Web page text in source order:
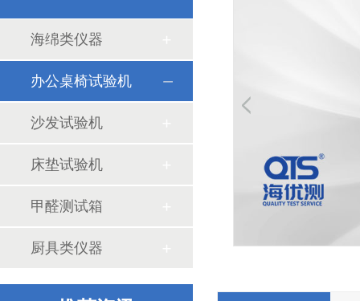
海绵类仪器
办公桌椅试验机
沙发试验机
床垫试验机
甲醛测试箱
厨具类仪器
氙灯耐候老化箱对塑料橡胶的作用